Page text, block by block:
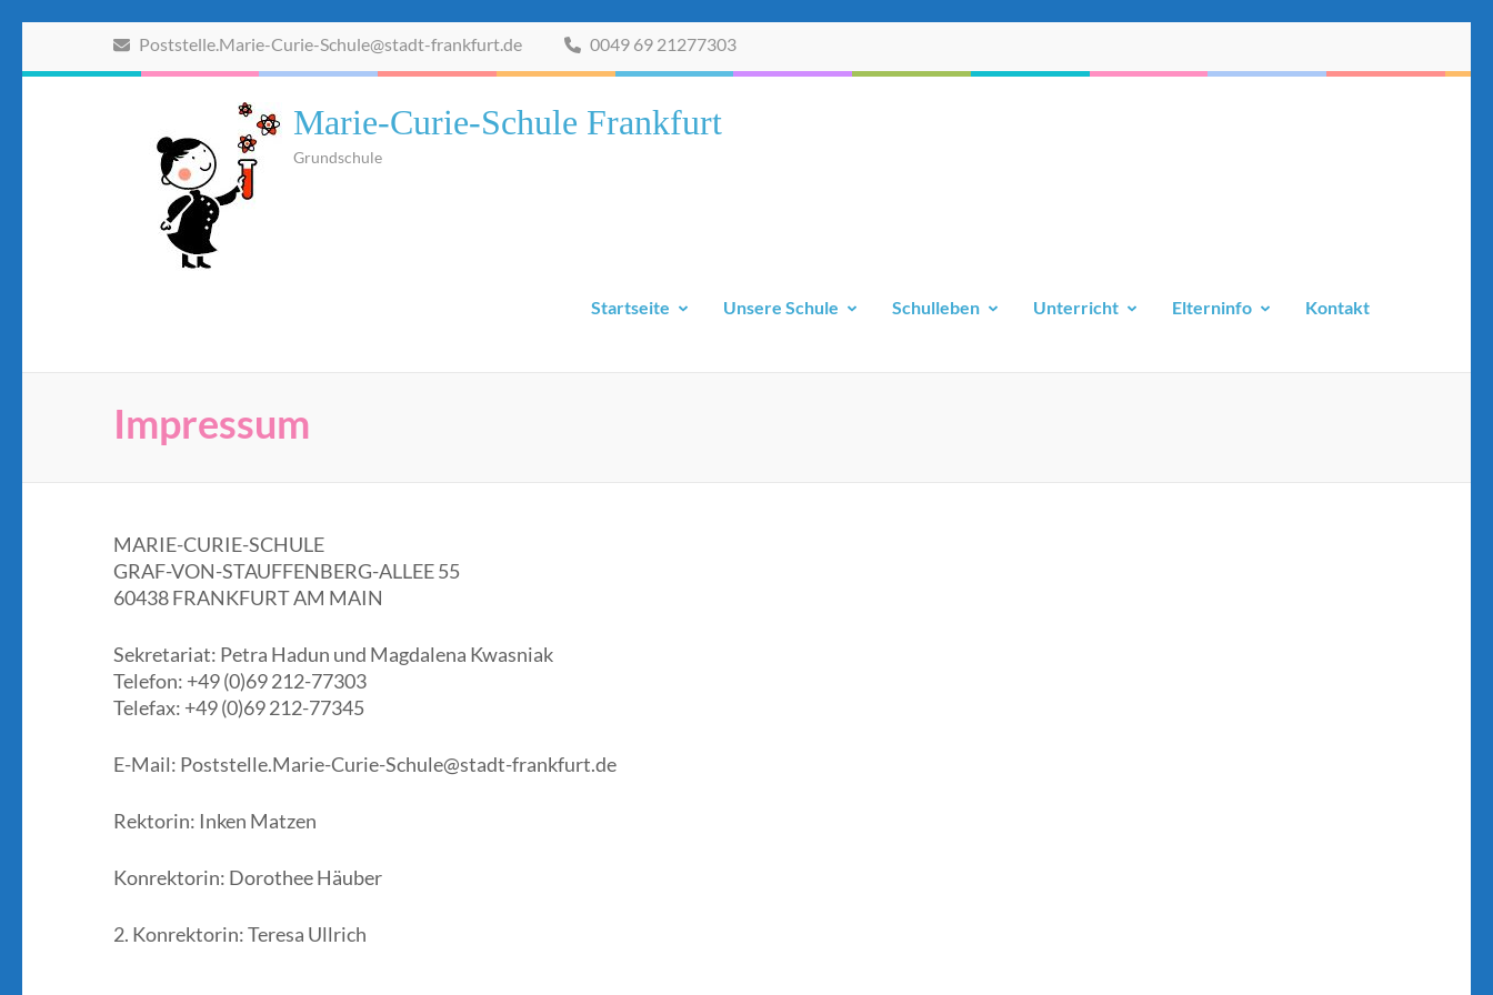
Poststelle.Marie-Curie-Schule@stadt-frankfurt.de 0049 69 21277303
Marie-Curie-Schule Frankfurt
Grundschule
Startseite Unsere Schule Schulleben Unterricht Elterninfo Kontakt
Impressum
MARIE-CURIE-SCHULE
GRAF-VON-STAUFFENBERG-ALLEE 55
60438 FRANKFURT AM MAIN
Sekretariat: Petra Hadun und Magdalena Kwasniak
Telefon: +49 (0)69 212-77303
Telefax: +49 (0)69 212-77345
E-Mail: Poststelle.Marie-Curie-Schule@stadt-frankfurt.de
Rektorin: Inken Matzen
Konrektorin: Dorothee Häuber
2. Konrektorin: Teresa Ullrich